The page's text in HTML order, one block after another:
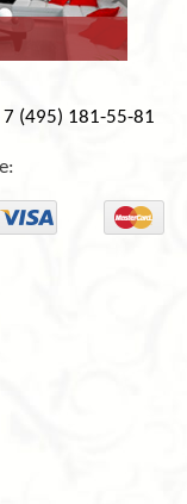
7 (495) 181-55-81